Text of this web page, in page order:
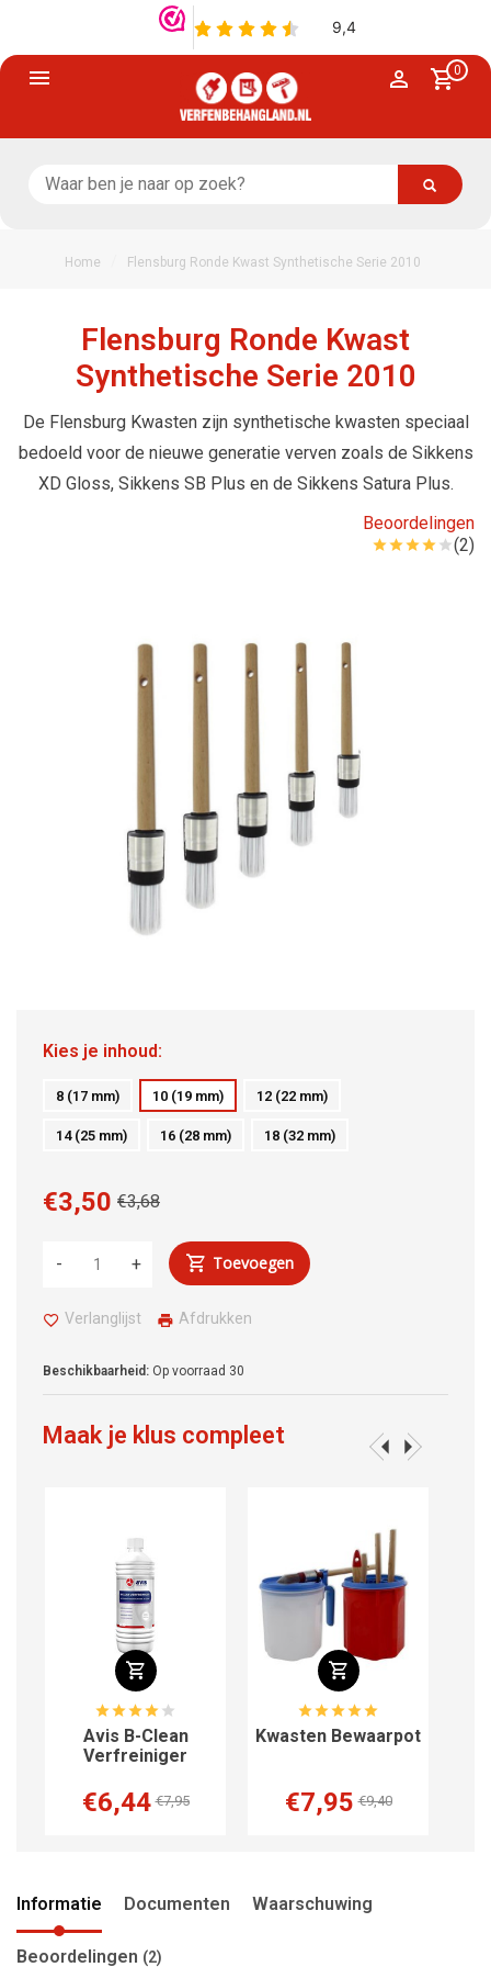
0
Home Flensburg Ronde Kwast Synthetische Serie 2010
Flensburg Ronde Kwast
Synthetische Serie 2010
De Flensburg Kwasten zijn synthetische kwasten speciaal
bedoeld voor de nieuwe generatie verven zoals de Sikkens
XD Gloss, Sikkens SB Plus en de Sikkens Satura Plus.
Beoordelingen
(2)
Kies je inhoud:
8 (17 mm) 10 (19 mm) 12 (22 mm)
14 (25 mm) 16 (28 mm) 18 (32 mm)
€3,68
€3,50
+
- Toevoegen
Verlanglijst Afdrukken
Beschikbaarheid: Op voorraad 30
Maak je klus compleet
Avis B-Clean
Verfreiniger
€6,44 €7,95
Kwasten Bewaarpot
€7,95 €9,40
Informatie Documenten Waarschuwing
Beoordelingen (2)